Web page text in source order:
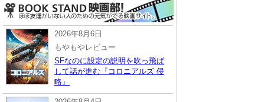
2026年8月6日
もやもやレビュー
SFなのに設定の説明を吹っ飛ば
して話が進む『コロニアルズ 侵
略』